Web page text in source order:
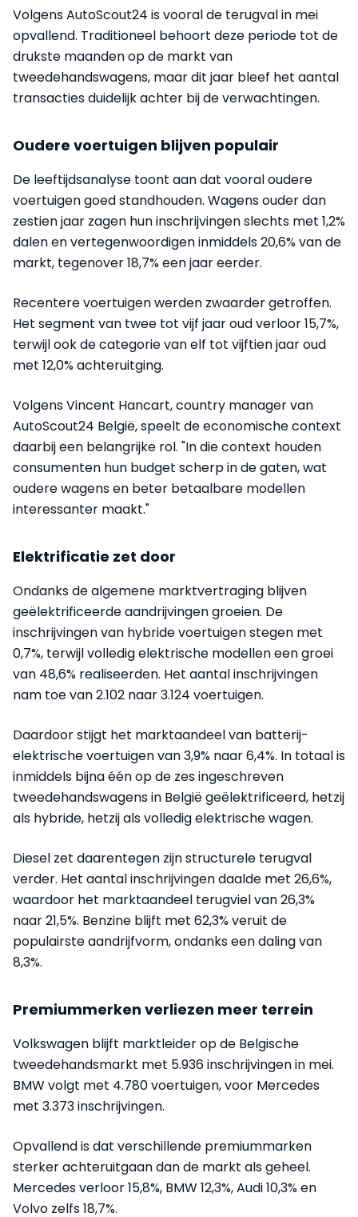
Volgens AutoScout24 is vooral de terugval in mei
opvallend. Traditioneel behoort deze periode tot de
drukste maanden op de markt van
tweedehandswagens, maar dit jaar bleef het aantal
transacties duidelijk achter bij de verwachtingen.
Oudere voertuigen blijven populair
De leeftijdsanalyse toont aan dat vooral oudere
voertuigen goed standhouden. Wagens ouder dan
zestien jaar zagen hun inschrijvingen slechts met 1,2%
dalen en vertegenwoordigen inmiddels 20,6% van de
markt, tegenover 18,7% een jaar eerder.
Recentere voertuigen werden zwaarder getroffen.
Het segment van twee tot vijf jaar oud verloor 15,7%,
terwijl ook de categorie van elf tot vijftien jaar oud
met 12,0% achteruitging.
Volgens Vincent Hancart, country manager van
AutoScout24 België, speelt de economische context
daarbij een belangrijke rol. "In die context houden
consumenten hun budget scherp in de gaten, wat
oudere wagens en beter betaalbare modellen
interessanter maakt."
Elektrificatie zet door
Ondanks de algemene marktvertraging blijven
geëlektrificeerde aandrijvingen groeien. De
inschrijvingen van hybride voertuigen stegen met
0,7%, terwijl volledig elektrische modellen een groei
van 48,6% realiseerden. Het aantal inschrijvingen
nam toe van 2.102 naar 3.124 voertuigen.
Daardoor stijgt het marktaandeel van batterij-
elektrische voertuigen van 3,9% naar 6,4%. In totaal is
inmiddels bijna één op de zes ingeschreven
tweedehandswagens in België geëlektrificeerd, hetzij
als hybride, hetzij als volledig elektrische wagen.
Diesel zet daarentegen zijn structurele terugval
verder. Het aantal inschrijvingen daalde met 26,6%,
waardoor het marktaandeel terugviel van 26,3%
naar 21,5%. Benzine blijft met 62,3% veruit de
populairste aandrijfvorm, ondanks een daling van
8,3%.
Premiummerken verliezen meer terrein
Volkswagen blijft marktleider op de Belgische
tweedehandsmarkt met 5.936 inschrijvingen in mei.
BMW volgt met 4.780 voertuigen, voor Mercedes
met 3.373 inschrijvingen.
Opvallend is dat verschillende premiummarken
sterker achteruitgaan dan de markt als geheel.
Mercedes verloor 15,8%, BMW 12,3%, Audi 10,3% en
Volvo zelfs 18,7%.